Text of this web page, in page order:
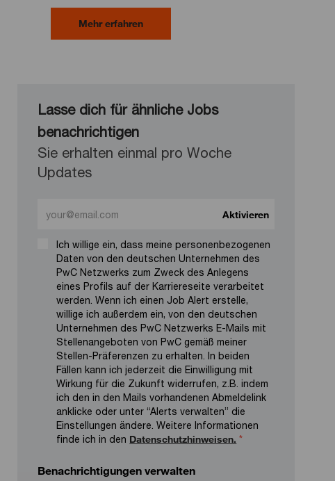
Mehr erfahren
Lasse dich für ähnliche Jobs
benachrichtigen
Sie erhalten einmal pro Woche
Updates
Ich willige ein, dass meine personenbezogenen
Daten von den deutschen Unternehmen des
PwC Netzwerks zum Zweck des Anlegens
eines Profils auf der Karriereseite verarbeitet
werden. Wenn ich einen Job Alert erstelle,
willige ich außerdem ein, von den deutschen
Unternehmen des PwC Netzwerks E-Mails mit
Stellenangeboten von PwC gemäß meiner
Stellen-Präferenzen zu erhalten. In beiden
Fällen kann ich jederzeit die Einwilligung mit
Wirkung für die Zukunft widerrufen, z.B. indem
ich den in den Mails vorhandenen Abmeldelink
anklicke oder unter “Alerts verwalten” die
Einstellungen ändere. Weitere Informationen
finde ich in den Datenschutzhinweisen. *
Aktivieren
Benachrichtigungen verwalten